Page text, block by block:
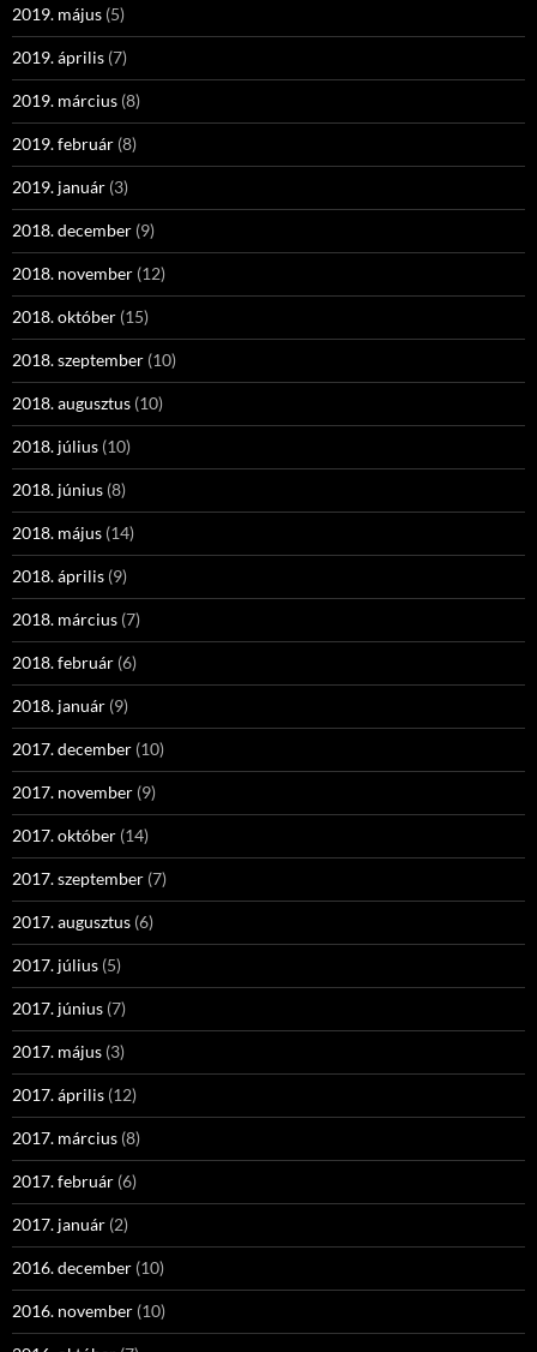
2019. május (5)
2019. április (7)
2019. március (8)
2019. február (8)
2019. január (3)
2018. december (9)
2018. november (12)
2018. október (15)
2018. szeptember (10)
2018. augusztus (10)
2018. július (10)
2018. június (8)
2018. május (14)
2018. április (9)
2018. március (7)
2018. február (6)
2018. január (9)
2017. december (10)
2017. november (9)
2017. október (14)
2017. szeptember (7)
2017. augusztus (6)
2017. július (5)
2017. június (7)
2017. május (3)
2017. április (12)
2017. március (8)
2017. február (6)
2017. január (2)
2016. december (10)
2016. november (10)